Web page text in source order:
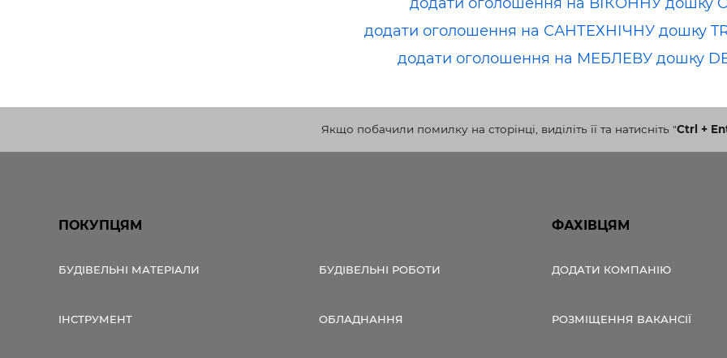
додати оголошення на САНТЕХНІЧНУ дошку
додати оголошення на МЕБЛЕВУ дошку
Якщо побачили помилку на сторінці, виділіть її та натисніть "Ctrl +
ПОКУПЦЯМ
БУДІВЕЛЬНІ МАТЕРІАЛИ БУДІВЕЛЬНІ РОБОТИ
ІНСТРУМЕНТ ОБЛАДНАННЯ
ФАХІВЦЯМ
ДОДАТИ КОМПАНІЮ
РОЗМІЩЕННЯ ВАКАНСІЇ